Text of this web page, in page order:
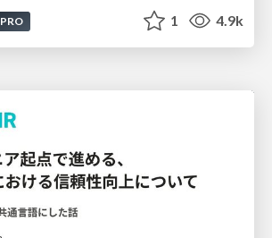
PRO 1 4.9k